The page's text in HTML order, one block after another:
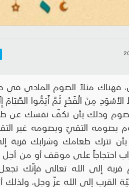
فهناك مثلاً الصوم المادي في
وذلك بأن تكفّ نفسك عن
يصومه التقيّ ويصومه غير
تترك طعامك وشرابك قربة
احتجاجاً على موقف أو من أجل
إلى الله تعالى فإنّك
القرب إلى الله عزّ وجل،